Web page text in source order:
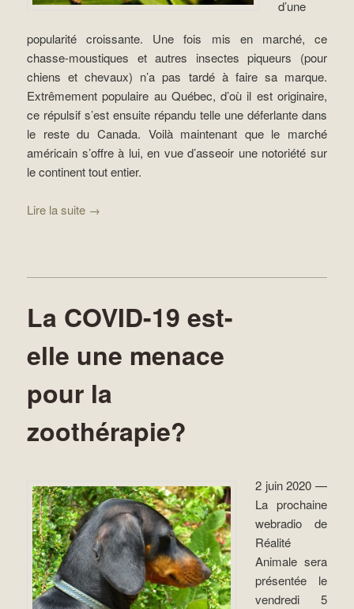
d’une
popularité croissante. Une fois mis en marché, ce
chasse-moustiques et autres insectes piqueurs (pour
chiens et chevaux) n’a pas tardé à faire sa marque.
Extrêmement populaire au Québec, d’où il est originaire,
ce répulsif s’est ensuite répandu telle une déferlante dans
le reste du Canada. Voilà maintenant que le marché
américain s’offre à lui, en vue d’asseoir une notoriété sur
le continent tout entier.
Lire la suite →
La COVID-19 est-
elle une menace
pour la
zoothérapie?
2 juin 2020 —
La prochaine
webradio de
Réalité
Animale sera
présentée le
vendredi 5